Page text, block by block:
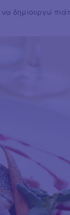
δημιουργώ